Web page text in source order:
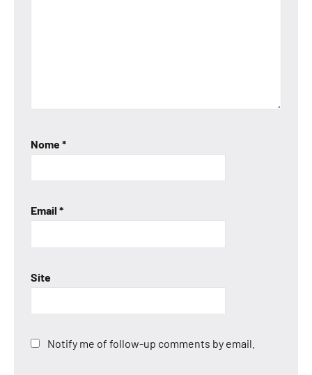
Nome*
Email *
Site
Notify me of follow-up comments by email.